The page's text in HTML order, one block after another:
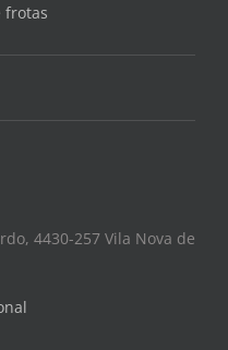
frotas
4430-257 Vila Nova de